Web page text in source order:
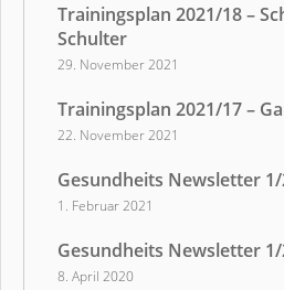
Trainingsplan 2021/18 –
Schulter
29. November 2021
Trainingsplan 2021/17 –
22. November 2021
Gesundheits Newsletter 1/
1. Februar 2021
Gesundheits Newsletter
8. April 2020